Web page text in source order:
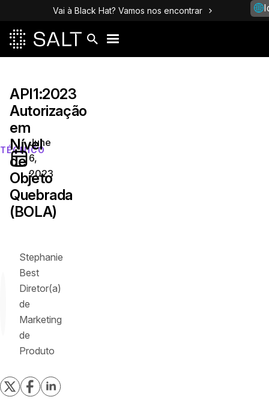
Vai à Black Hat? Vamos nos encontrar
TÉCNICO
API1:2023
Autorização
em
Nível
de
Objeto
Quebrada
(BOLA)
June
6,
2023
Stephanie
Best
Diretor(a)
de
Marketing
de
Produto